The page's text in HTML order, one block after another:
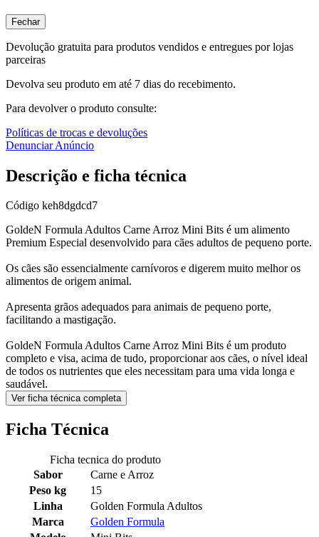
Fechar
Devolução gratuita para produtos vendidos e entregues por lojas
parceiras
Devolva seu produto em até 7 dias do recebimento.
Para devolver o produto consulte:
Políticas de trocas e devoluções
Denunciar Anúncio
Descrição e ficha técnica
Código keh8dgdcd7
GoldeN Formula Adultos Carne Arroz Mini Bits é um alimento
Premium Especial desenvolvido para cães adultos de pequeno porte.
Os cães são essencialmente carnívoros e digerem muito melhor os
alimentos de origem animal.
Apresenta grãos adequados para animais de pequeno porte,
facilitando a mastigação.
GoldeN Formula Adultos Carne Arroz Mini Bits é um produto
completo e visa, acima de tudo, proporcionar aos cães, o nível ideal
de todos os nutrientes que eles necessitam para uma vida longa e
saudável.
Ver ficha técnica completa
Ficha Técnica
Ficha tecnica do produto
Sabor
Carne e Arroz
Peso kg
15
Linha
Golden Formula Adultos
Marca
Golden Formula